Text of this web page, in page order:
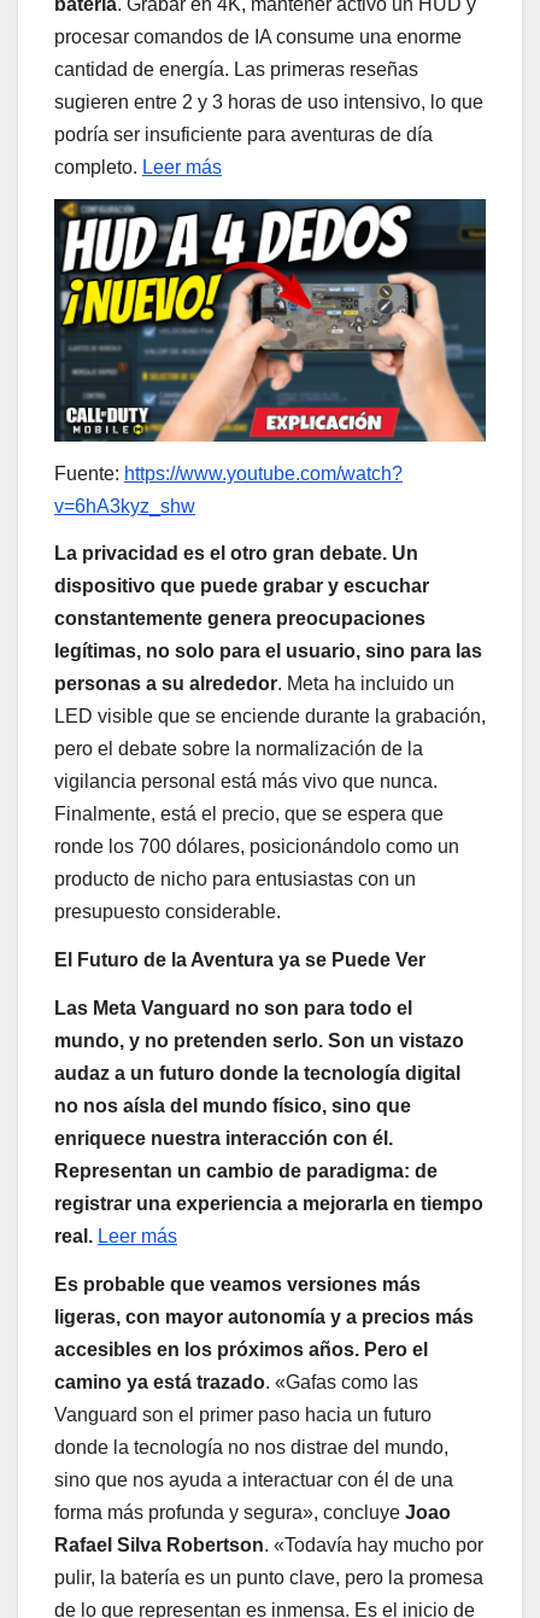
procesar comandos de IA consume una enorme
cantidad de energía. Las primeras reseñas
sugieren entre 2 y 3 horas de uso intensivo, lo que
podría ser insuficiente para aventuras de día
completo. Leer más
Fuente: https://www.youtube.com/watch?
v=6hA3kyz_shw
La privacidad es el otro gran debate. Un
dispositivo que puede grabar y escuchar
constantemente genera preocupaciones
legítimas, no solo para el usuario, sino para las
personas a su alrededor. Meta ha incluido un
LED visible que se enciende durante la grabación,
pero el debate sobre la normalización de la
vigilancia personal está más vivo que nunca.
Finalmente, está el precio, que se espera que
ronde los 700 dólares, posicionándolo como un
producto de nicho para entusiastas con un
presupuesto considerable.
El Futuro de la Aventura ya se Puede Ver
Las Meta Vanguard no son para todo el
mundo, y no pretenden serlo. Son un vistazo
audaz a un futuro donde la tecnología digital
no nos aísla del mundo físico, sino que
enriquece nuestra interacción con él.
Representan un cambio de paradigma: de
registrar una experiencia a mejorarla en tiempo
real. Leer más
Es probable que veamos versiones más
ligeras, con mayor autonomía y a precios más
accesibles en los próximos años. Pero el
camino ya está trazado. «Gafas como las
Vanguard son el primer paso hacia un futuro
donde la tecnología no nos distrae del mundo,
sino que nos ayuda a interactuar con él de una
forma más profunda y segura», concluye Joao
Rafael Silva Robertson. «Todavía hay mucho por
pulir, la batería es un punto clave, pero la promesa
de lo que representan es inmensa. Es el inicio de